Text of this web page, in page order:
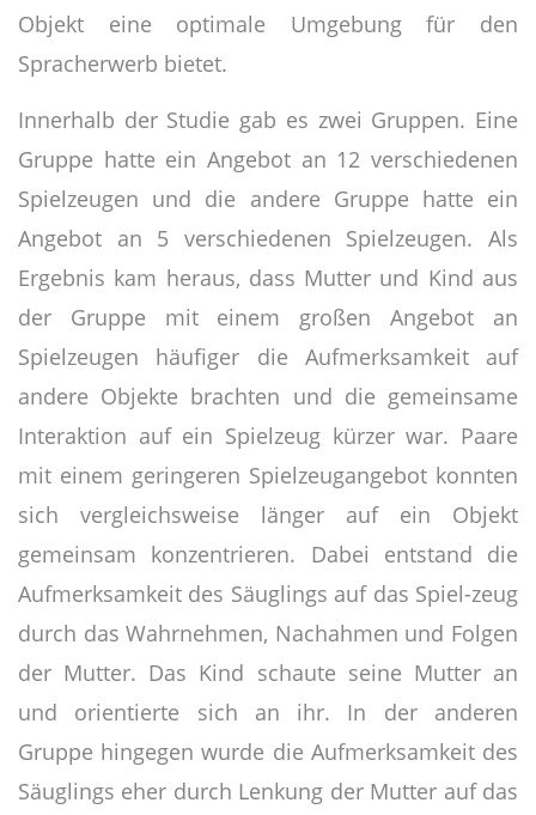
Objekt eine optimale Umgebung für den
Spracherwerb bietet.
Innerhalb der Studie gab es zwei Gruppen. Eine
Gruppe hatte ein Angebot an 12 verschiedenen
Spielzeugen und die andere Gruppe hatte ein
Angebot an 5 verschiedenen Spielzeugen. Als
Ergebnis kam heraus, dass Mutter und Kind aus
der Gruppe mit einem großen Angebot an
Spielzeugen häufiger die Aufmerksamkeit auf
andere Objekte brachten und die gemeinsame
Interaktion auf ein Spielzeug kürzer war. Paare
mit einem geringeren Spielzeugangebot konnten
sich vergleichsweise länger auf ein Objekt
gemeinsam konzentrieren. Dabei entstand die
Aufmerksamkeit des Säuglings auf das Spiel-zeug
durch das Wahrnehmen, Nachahmen und Folgen
der Mutter. Das Kind schaute seine Mutter an
und orientierte sich an ihr. In der anderen
Gruppe hingegen wurde die Aufmerksamkeit des
Säuglings eher durch Lenkung der Mutter auf das